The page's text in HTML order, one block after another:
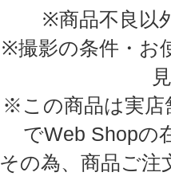
※商品不良以
※撮影の条件・お
※この商品は実店
でWeb Shopの
その為、商品ご